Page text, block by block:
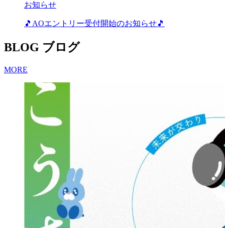
お知らせ
🎵AOエントリー受付開始のお知らせ🎵
BLOG ブログ
MORE